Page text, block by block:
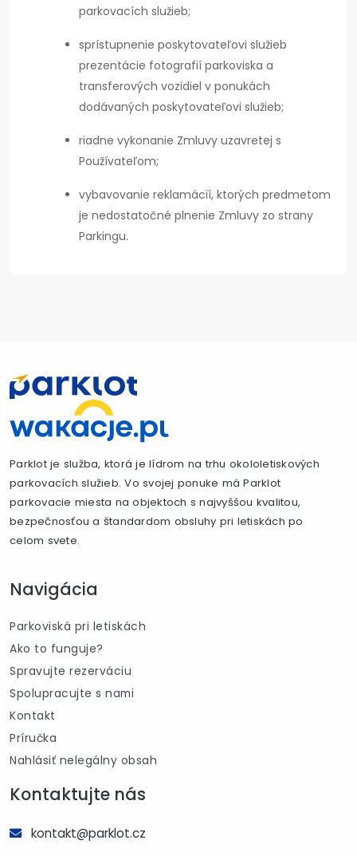
parkovacích služieb;
sprístupnenie poskytovateľovi služieb
prezentácie fotografií parkoviska a
transferových vozidiel v ponukách
dodávaných poskytovateľovi služieb;
riadne vykonanie Zmluvy uzavretej s
Používateľom;
vybavovanie reklamácií, ktorých predmetom
je nedostatočné plnenie Zmluvy zo strany
Parkingu.
Parklot je služba, ktorá je lídrom na trhu okololetiskových
parkovacích služieb. Vo svojej ponuke má Parklot
parkovacie miesta na objektoch s najvyššou kvalitou,
bezpečnosťou a štandardom obsluhy pri letiskách po
celom svete.
Navigácia
Parkoviská pri letiskách
Ako to funguje?
Spravujte rezerváciu
Spolupracujte s nami
Kontakt
Príručka
Nahlásiť nelegálny obsah
Kontaktujte nás
kontakt@parklot.cz